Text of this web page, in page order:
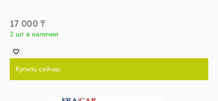
17 000 ₸
2 шт в наличии
Купить сейчас